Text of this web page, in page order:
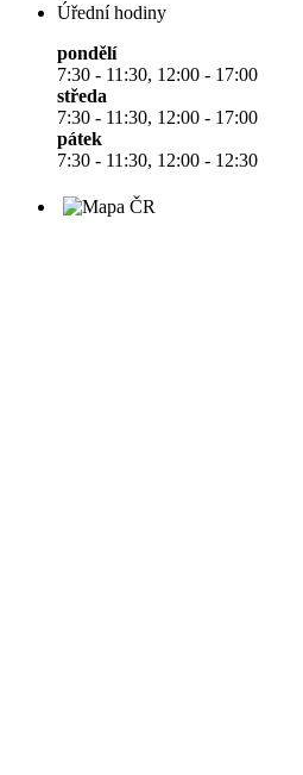
Úřední hodiny
pondělí
7:30 - 11:30, 12:00 - 17:00
středa
7:30 - 11:30, 12:00 - 17:00
pátek
7:30 - 11:30, 12:00 - 12:30